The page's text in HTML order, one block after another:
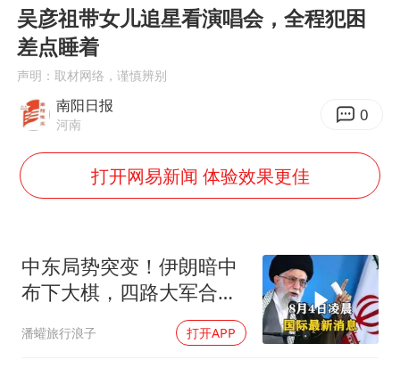
实探山东最热的“中国蔬菜之乡”
台风白海豚最新路径研判来了
船舶避风项目停工 多地全力防台风
粉笔发布“自曝式”公开信
服务实体经济 财政金融打出组合拳
男子结婚8年发现3个女儿均非亲生
奋进开新局 实干挑大梁
吴彦祖带女儿追星看演唱会，全程犯困
差点睡着
声明：取材网络，谨慎辨别
南阳日报
河南 0
打开网易新闻 体验效果更佳
中东局势突变！伊朗暗中
布下大棋，四路大军合
围，特朗普面临死局
潘蠸旅行浪子 打开APP